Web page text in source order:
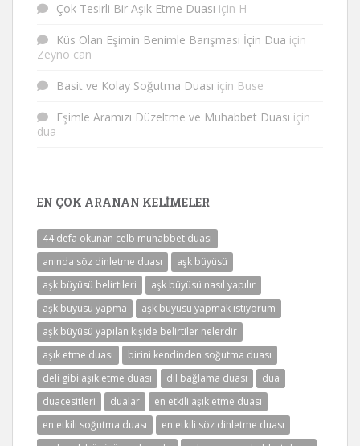
Çok Tesirli Bir Aşık Etme Duası için H
Küs Olan Eşimin Benimle Barışması İçin Dua için
Zeyno can
Basit ve Kolay Soğutma Duası için Buse
Eşimle Aramızı Düzeltme ve Muhabbet Duası için
dua
EN ÇOK ARANAN KELIMELER
44 defa okunan celb muhabbet duası
anında söz dinletme duası
aşk büyüsü
aşk büyüsü belirtileri
aşk büyüsü nasıl yapılır
aşk büyüsü yapma
aşk büyüsü yapmak istiyorum
aşk büyüsü yapılan kişide belirtiler nelerdir
aşık etme duası
birini kendinden soğutma duası
deli gibi aşık etme duası
dil bağlama duası
dua
duacesitleri
dualar
en etkili aşık etme duası
en etkili soğutma duası
en etkili söz dinletme duası